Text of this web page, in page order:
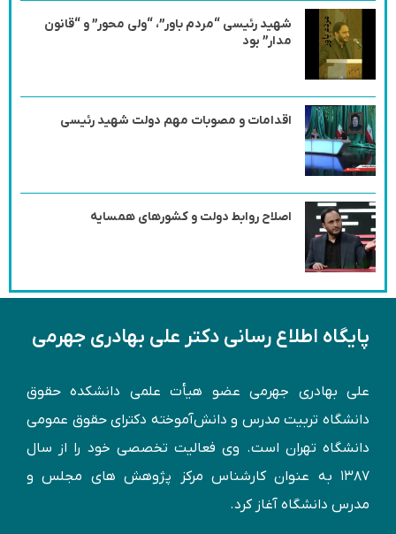
شهید رئیسی “مردم باور”، “ولی محور” و “قانون
مدار” بود
اقدامات و مصوبات مهم دولت شهید رئیسی
اصلاح روابط دولت و کشورهای همسایه
پایگاه اطلاع رسانی دکتر علی بهادری جهرمی
علی بهادری جهرمی عضو هیأت علمی دانشکده حقوق
دانشگاه تربیت مدرس و دانش‌آموخته دكترای حقوق عمومی
دانشگاه تهران است. وی فعالیت تخصصی خود را از سال
۱۳۸۷ به عنوان کارشناس مركز پژوهش های مجلس و
مدرس دانشگاه آغاز کرد.